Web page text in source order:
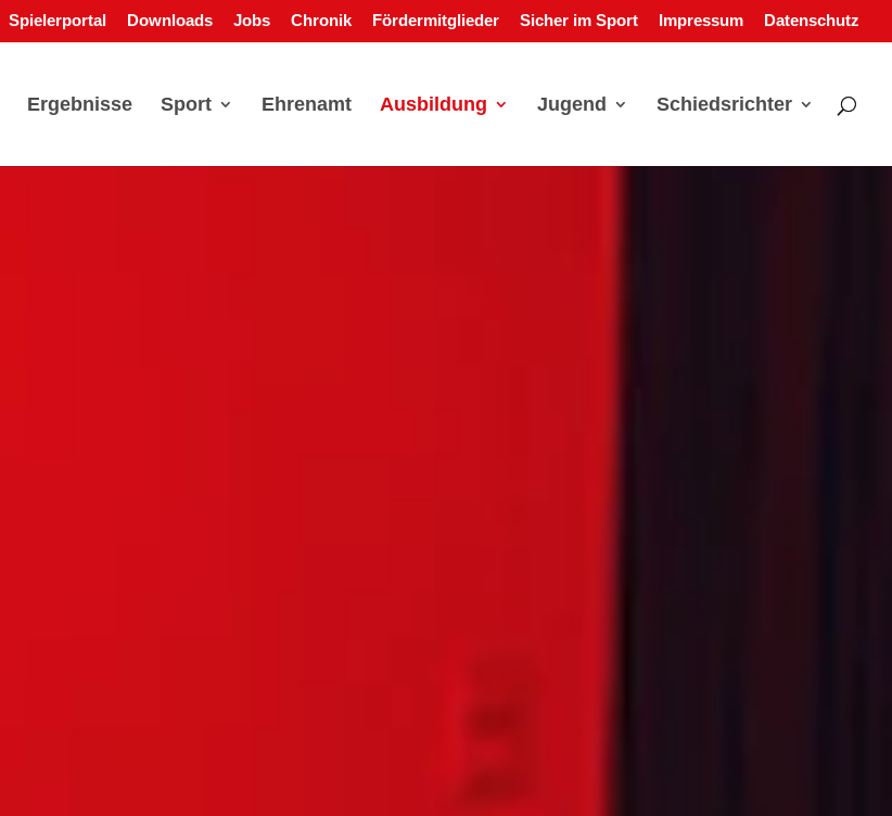
Spielerportal Downloads Jobs Chronik Fördermitglieder Sicher im Sport Impressum Datenschutz
Ergebnisse Sport Ehrenamt Ausbildung Jugend Schiedsrichter